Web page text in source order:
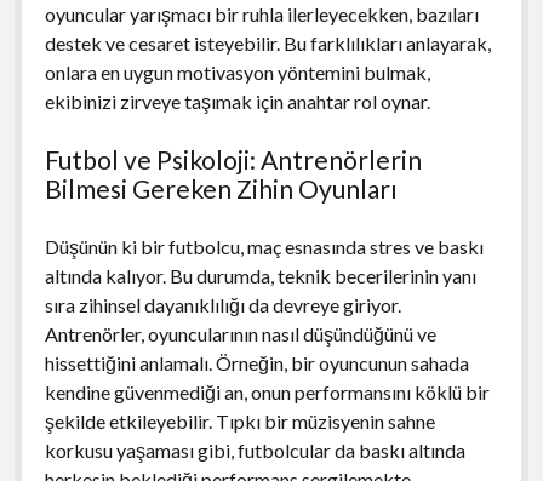
oyuncular yarışmacı bir ruhla ilerleyecekken, bazıları
destek ve cesaret isteyebilir. Bu farklılıkları anlayarak,
onlara en uygun motivasyon yöntemini bulmak,
ekibinizi zirveye taşımak için anahtar rol oynar.
Futbol ve Psikoloji: Antrenörlerin
Bilmesi Gereken Zihin Oyunları
Düşünün ki bir futbolcu, maç esnasında stres ve baskı
altında kalıyor. Bu durumda, teknik becerilerinin yanı
sıra zihinsel dayanıklılığı da devreye giriyor.
Antrenörler, oyuncularının nasıl düşündüğünü ve
hissettiğini anlamalı. Örneğin, bir oyuncunun sahada
kendine güvenmediği an, onun performansını köklü bir
şekilde etkileyebilir. Tıpkı bir müzisyenin sahne
korkusu yaşaması gibi, futbolcular da baskı altında